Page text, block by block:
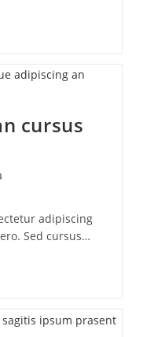
cursus
adipiscing
Sed cursus…